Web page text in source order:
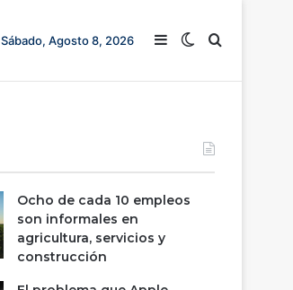
Sábado, Agosto 8, 2026 Barra lateral
Switch skin
Buscar
Ocho de cada 10 empleos
son informales en
agricultura, servicios y
construcción